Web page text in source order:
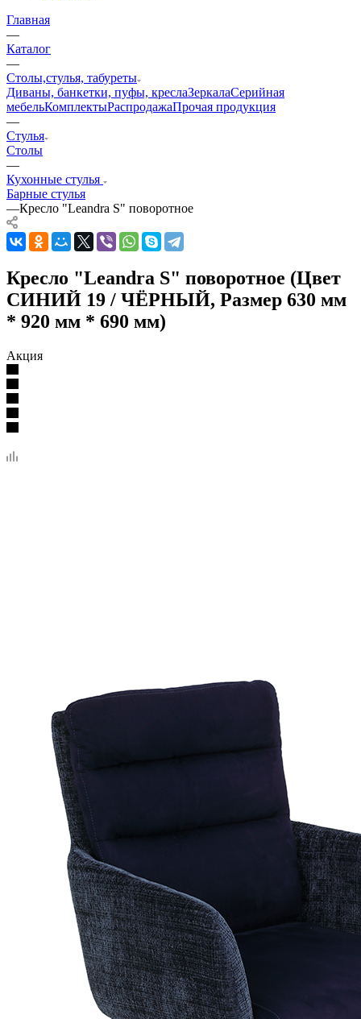
Главная
—
Каталог
—
Столы,стулья, табуреты
Диваны, банкетки, пуфы, креслаЗеркалаСерийная
мебельКомплектыРаспродажаПрочая продукция
—
Стулья
Столы
—
Кухонные стулья
Барные стулья
—Кресло "Leandra S" поворотное
Кресло "Leandra S" поворотное (Цвет
СИНИЙ 19 / ЧЁРНЫЙ, Размер 630 мм
* 920 мм * 690 мм)
Акция